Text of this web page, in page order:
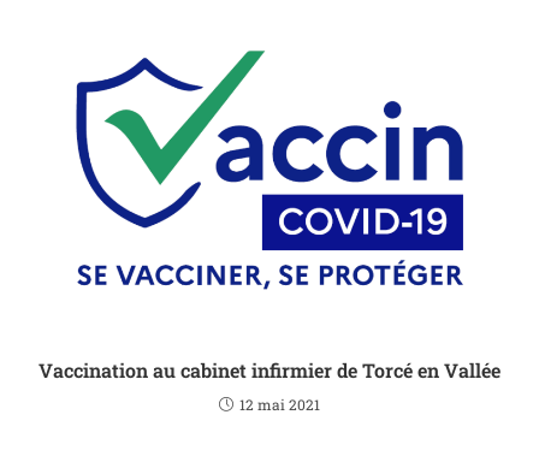
Vaccination au cabinet infirmier de Torcé en Vallée
12 mai 2021